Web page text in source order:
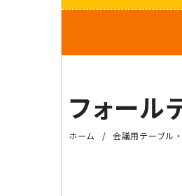
フォール
ホーム 会議用テーブル